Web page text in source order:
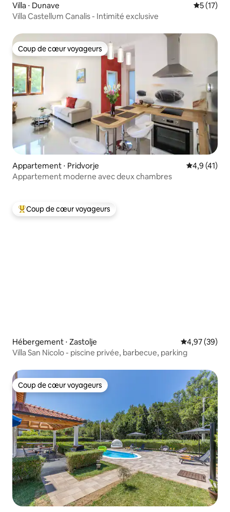
Villa ⋅ Dunave
5 (17)
Villa Castellum Canalis - Intimité exclusive
Coup de cœur voyageurs
Coup de cœur voyageurs
Appartement ⋅ Pridvorje Évaluation
4,9 (41)
Appartement moderne avec deux chambres
Coups de cœur voyageurs les plus appréciés
Coup de cœur voyageurs
Hébergement ⋅ Zastolje Évaluation
4,97 (39)
Villa San Nicolo - piscine privée, barbecue, parking
Coup de cœur voyageurs
Coup de cœur voyageurs